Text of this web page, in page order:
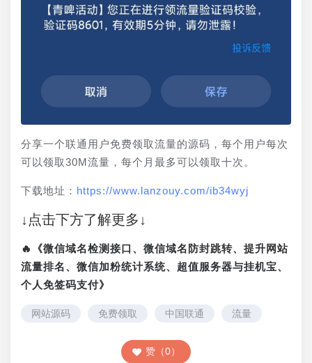
分享一个联通用户免费领取流量的源码，每个用户每次
可以领取30M流量，每个月最多可以领取十次。
下载地址： https://www.lanzouy.com/ib34wyj
↓点击下方了解更多↓
🔥《微信域名检测接口、微信域名防封跳转、提升网站
流量排名、微信加粉统计系统、超值服务器与挂机宝、
个人免签码支付》
网站源码 免费领取 中国联通 流量
赞（0）